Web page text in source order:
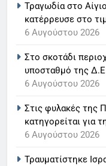
Τραγωδία στο
κατέρρευσε στο
6 Αυγούστου 2026
Στο σκοτάδι
υποσταθμό της
6 Αυγούστου 2026
Στις φυλακές της
κατηγορείται για
6 Αυγούστου 2026
Τραυματίστηκε
6